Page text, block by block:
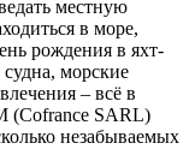
местную
в море,
рождения в яхт-
морские
– всё в
(Cofrance SARL)
незабываемых